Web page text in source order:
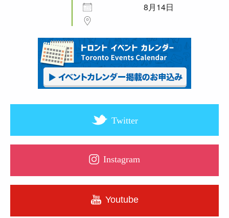
8月14日
Twitter
Instagram
Youtube